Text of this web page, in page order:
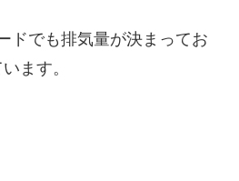
ドでも排気量が決まってお
ます。